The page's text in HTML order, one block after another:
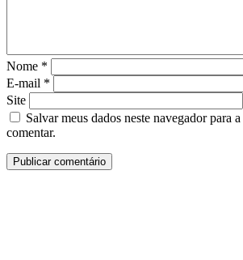
Nome *
E-mail *
Site
Salvar meus dados neste navegador para
comentar.